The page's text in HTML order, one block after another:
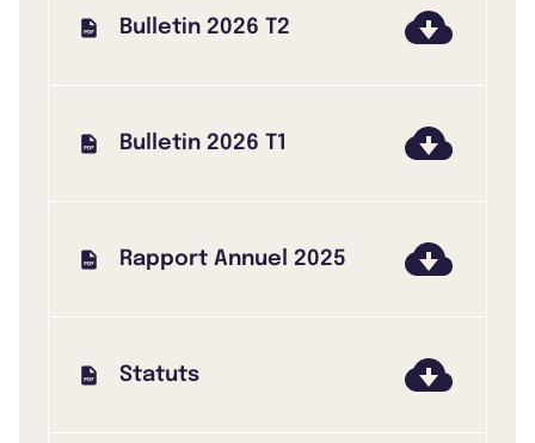
Bulletin 2026 T2
Bulletin 2026 T1
Rapport Annuel 2025
Statuts